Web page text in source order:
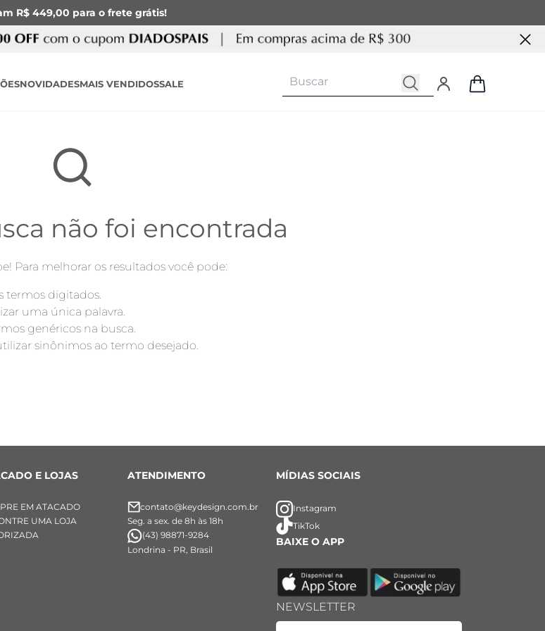
R$ 449,00 para o frete grátis!
NOVIDADESMAIS VENDIDOSSALE
não foi encontrada
Para melhorar os resultados você pode:
termos digitados.
uma única palavra.
genéricos na busca.
sinônimos ao termo desejado.
E LOJAS
EM ATACADO
UMA LOJA
ATENDIMENTO
contato@keydesign.com.br
Seg. a sex. de 8h às 18h
(43) 98871-9284
Londrina - PR, Brasil
MÍDIAS SOCIAIS
Instagram
TikTok
BAIXE O APP
NEWSLETTER